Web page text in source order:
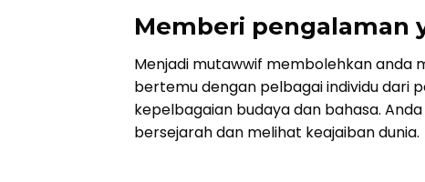
Memberi pengalaman
Menjadi mutawwif membolehkan anda
bertemu dengan pelbagai individu dari
kepelbagaian budaya dan bahasa.
bersejarah dan melihat keajaiban dunia.